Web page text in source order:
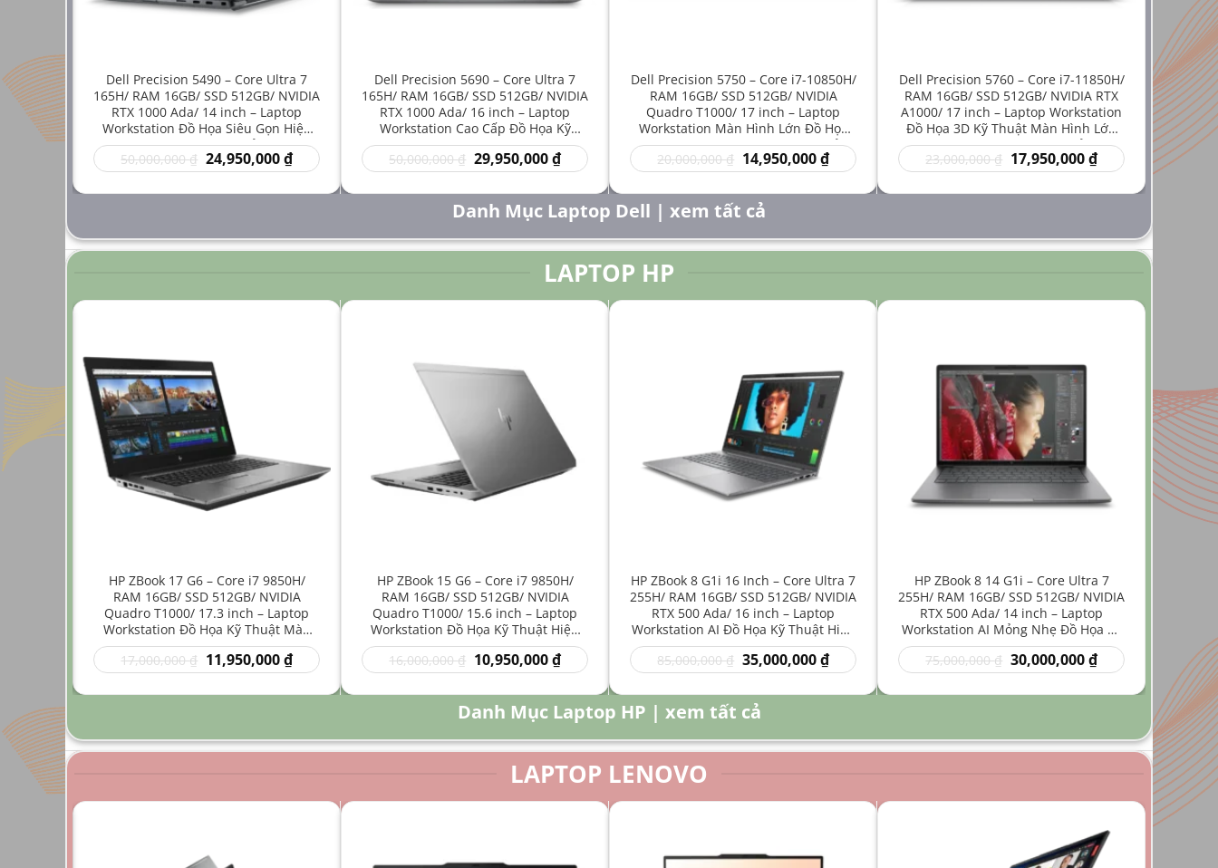
Dell Precision 5490 – Core Ultra 7
165H/ RAM 16GB/ SSD 512GB/ NVIDIA
RTX 1000 Ada/ 14 inch – Laptop
Workstation Đồ Họa Siêu Gọn Hiệu
Năng Cao Giá Rẻ
50,000,000₫ Giá
gốc
50,000,000 ₫.
24,950,000₫Giá
hiện
là:
Dell Precision 5690 – Core Ultra 7
165H/ RAM 16GB/ SSD 512GB/ NVIDIA
RTX 1000 Ada/ 16 inch – Laptop
Workstation Cao Cấp Đồ Họa Kỹ
Thuật Sáng Tạo Hiệu Năng Mạnh
50,000,000₫ Giá
gốc
50,000,000 ₫.
29,950,000₫Giá
hiện
là:
29,950,000 ₫.
Dell Precision 5750 – Core i7-10850H/
RAM 16GB/ SSD 512GB/ NVIDIA
Quadro T1000/ 17 inch – Laptop
Workstation Màn Hình Lớn Đồ Họa
Kỹ Thuật Chuyên Nghiệp Giá Rẻ
20,000,000₫ Giá
gốc
20,000,000 ₫.
14,950,000₫Giá
hiện
là:
Dell Precision 5760 – Core i7-11850H/
RAM 16GB/ SSD 512GB/ NVIDIA RTX
A1000/ 17 inch – Laptop Workstation
Đồ Họa 3D Kỹ Thuật Màn Hình Lớn
Hiệu Năng Mạnh Giá Rẻ
23,000,000₫ Giá
gốc
23,000,000 ₫.
17,950,000₫Giá
hiện
là:
i7-
–
Cho
Danh Mục Laptop Dell | xem tất cả
LAPTOP HP
HP ZBook 17 G6 – Core i7 9850H/
RAM 16GB/ SSD 512GB/ NVIDIA
Quadro T1000/ 17.3 inch – Laptop
Workstation Đồ Họa Kỹ Thuật Màn
Hình Lớn
17,000,000₫ Giá
gốc
17,000,000 ₫.
11,950,000₫Giá
hiện
là:
HP ZBook 15 G6 – Core i7 9850H/
RAM 16GB/ SSD 512GB/ NVIDIA
Quadro T1000/ 15.6 inch – Laptop
Workstation Đồ Họa Kỹ Thuật Hiệu
Năng Cao
16,000,000₫ Giá
gốc
16,000,000 ₫.
10,950,000₫Giá
hiện
là:
10,950,000 ₫.
HP ZBook 8 G1i 16 Inch – Core Ultra 7
255H/ RAM 16GB/ SSD 512GB/ NVIDIA
RTX 500 Ada/ 16 inch – Laptop
Workstation AI Đồ Họa Kỹ Thuật Hiệu
Năng Cao
85,000,000₫ Giá
gốc
85,000,000 ₫.
35,000,000₫Giá
hiện
là:
HP ZBook 8 14 G1i – Core Ultra 7
255H/ RAM 16GB/ SSD 512GB/ NVIDIA
RTX 500 Ada/ 14 inch – Laptop
Workstation AI Mỏng Nhẹ Đồ Họa Kỹ
Thuật
75,000,000₫ Giá
gốc
75,000,000 ₫.
30,000,000₫Giá
hiện
là:
30,000,000 ₫.
9,950,000 ₫. Danh Mục Laptop HP | xem tất cả
LAPTOP LENOVO